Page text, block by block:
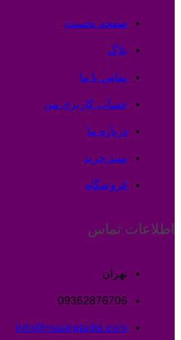
صفحه نخست
بلاگ
تماس با ما
حساب کاربری من
درباره ما
سبد خرید
فروشگاه
اطلاعات تماس
تهران
09362876706
info@masirejadid.com